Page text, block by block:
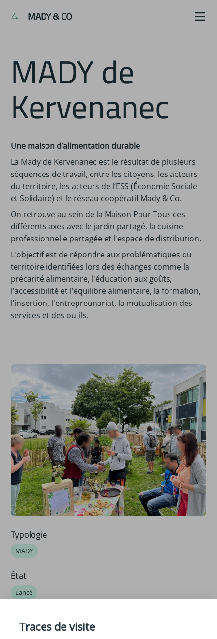
MADY & CO
MADY de
Kervenanec
Une maison d’alimentation durable
La Mady de Kervenanec est le résultat de plusieurs
séquences de travail, entre les citoyens, les acteurs
du territoire, les acteurs de l’ESS (Économie Sociale
et Solidaire) et le réseau coopératif Mady & Co.
On retrouve au sein de la Maison Pour Tous ces
différents axes avec le jardin partagé, la cuisine
professionnelle partagée et l'espace de distribution.
L'objectif est de répondre aux problématiques du
territoire identifiées lors des échanges comme la
précarité alimentaire, l'éducation aux goûts,
l'accessibilité et l'équilibre alimentaire, la formation,
l'insertion, l'entrepreunariat, la mutualisation des
services et des outils.
Typologie
MADY
État
Lancé
Maison Pour Tous Kervenanec
Traces de visite